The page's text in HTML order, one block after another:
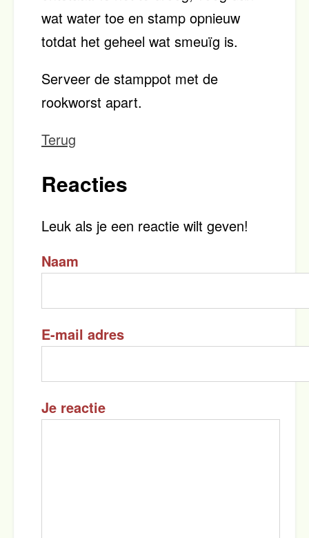
wat water toe en stamp opnieuw
totdat het geheel wat smeuïg is.
Serveer de stamppot met de
rookworst apart.
Terug
Reacties
Leuk als je een reactie wilt geven!
Naam
E-mail adres
Je reactie